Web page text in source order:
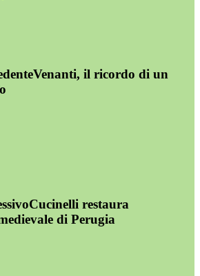
Venanti, il ricordo di un
Cucinelli restaura
di Perugia